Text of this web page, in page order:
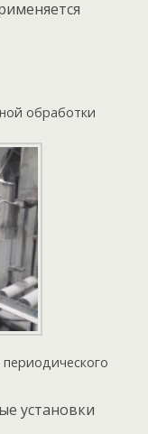
обработки
установки